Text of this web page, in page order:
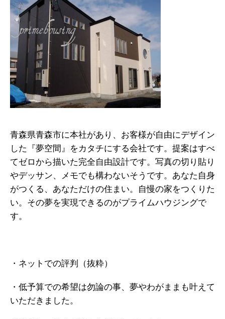
青森県青森市に本社があり、お客様が自由にデザイン
した『夢空間』をカタチにする会社です。提案はすべ
てゼロから描いた完全自由設計です。写真の切り貼り
やデッサン、メモでも構わないそうです。あなた自身
がつくる、あなただけの住まい。自慢の家をつくりた
い。その夢を実現できるのがプライムハウジングで
す。
・ネットでの評判（抜粋）
・低予算での希望は勿論の事、夢やわがままも叶えて
いただきました。